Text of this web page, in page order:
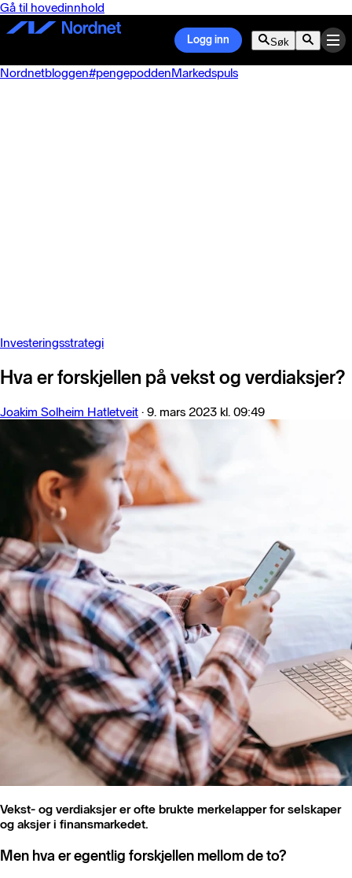
Gå til hovedinnhold
Logg inn Søk
Nordnetbloggen#pengepoddenMarkedspuls
Investeringsstrategi
Hva er forskjellen på vekst og verdiaksjer?
Joakim Solheim Hatletveit · 9. mars 2023 kl. 09:49
Vekst- og verdiaksjer er ofte brukte merkelapper for selskaper
og aksjer i finansmarkedet.
Men hva er egentlig forskjellen mellom de to?